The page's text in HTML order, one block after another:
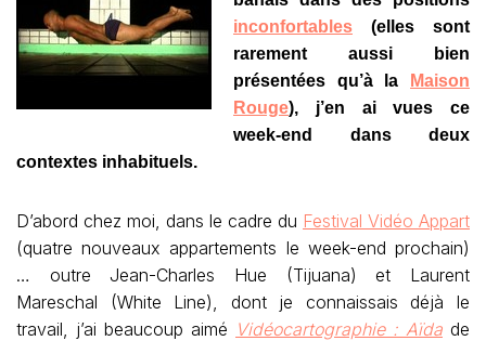
inconfortables (elles sont
rarement aussi bien
présentées qu’à la
Maison
Rouge), j’en ai vues ce
week-end dans deux
contextes inhabituels.
D’abord chez moi, dans le cadre du Festival Vidéo Appart
(quatre nouveaux appartements le week-end prochain)
… outre Jean-Charles Hue (Tijuana) et Laurent
Mareschal (White Line), dont je connaissais déjà le
travail, j’ai beaucoup aimé Vidéocartographie : Aïda de